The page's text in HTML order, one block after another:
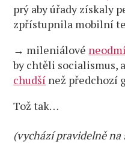
prý aby úřady získaly
zpřístupnila mobilní
→ mileniálové
by chtěli socialismus,
chudší než předchozí
Tož tak…
(vychází pravidelně na